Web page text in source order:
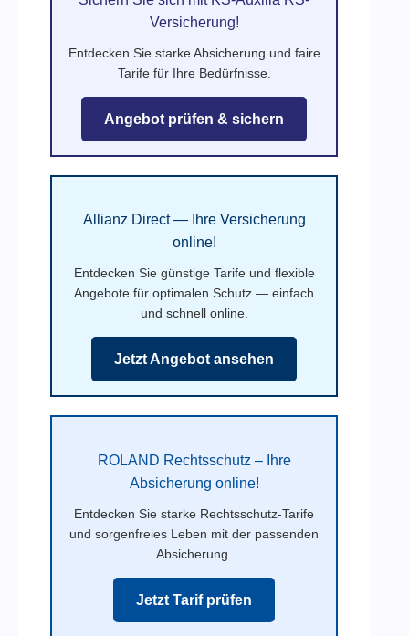
Versicherung!
Entdecken Sie starke Absicherung und faire
Tarife für Ihre Bedürfnisse.
Angebot prüfen & sichern
Allianz Direct — Ihre Versicherung
online!
Entdecken Sie günstige Tarife und flexible
Angebote für optimalen Schutz — einfach
und schnell online.
Jetzt Angebot ansehen
ROLAND Rechtsschutz – Ihre
Absicherung online!
Entdecken Sie starke Rechtsschutz-Tarife
und sorgenfreies Leben mit der passenden
Absicherung.
Jetzt Tarif prüfen